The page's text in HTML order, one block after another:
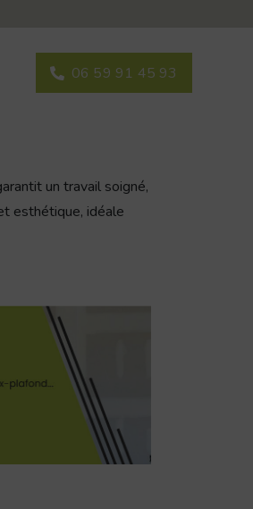
06 59 91 45 93
un travail soigné,
esthétique, idéale